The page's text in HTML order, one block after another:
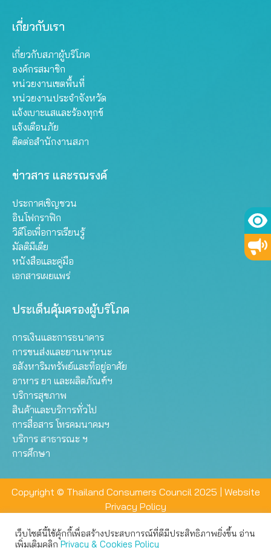
เกี่ยวกับเรา
เกี่ยวกับสภาผู้บริโภค
องค์กรสมาชิก
หน่วยงานเขตพื้นที่
หน่วยงานประจำจังหวัด
แจ้งเบาะแสและร้องทุกข์
แจ้งเตือนภัย
ติดต่อสำนักงานสภา
ข่าวสาร และรณรงค์
ประกาศเชิญชวน
อินโฟกราฟิก
วิดีโอเพื่อการเรียนรู้
มัลติมีเดีย
หนังสือและคู่มือ
เอกสารเผยแพร่
ประเด็นคุ้มครองผู้บริโภค
การเงินและการธนาคาร
การขนส่งและยานพาหนะ
อสังหาริมทรัพย์และที่อยู่อาศัย
อาหาร ยา และผลิตภัณฑ์ฯ
บริการสุขภาพ
สินค้าและบริการทั่วไป
การสื่อสาร โทรคมนาคมฯ
บริการ สาธารณะ ฯ
การศึกษา
Copyright © Thailand Consumers Council 2025 | Website
Privacy Policy
เว็บไซต์นี้ใช้คุ้กกี้เพื่อสร้างประสบการณ์ที่ดีมีประสิทธิภาพยิ่งขึ้น อ่าน
เพิ่มเติมคลิกPrivacy & Cookies Policy
เว็บไซต์นี้ใช้คุกกี้เพื่อมอบประสบการณ์การใช้งานที่ดีให้แก่ท่าน คุณ